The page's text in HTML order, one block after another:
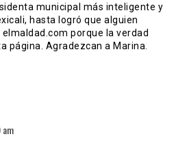
municipal más inteligente y
hasta logró que alguien
porque la verdad
página. Agradezcan a Marina.
am